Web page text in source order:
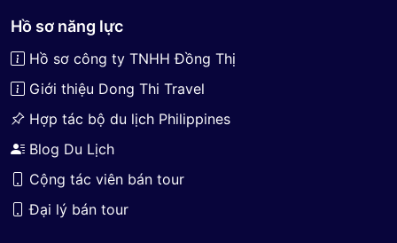
Hồ sơ năng lực
Hồ sơ công ty TNHH Đồng Thị
Giới thiệu Dong Thi Travel
Hợp tác bộ du lịch Philippines
Blog Du Lịch
Cộng tác viên bán tour
Đại lý bán tour